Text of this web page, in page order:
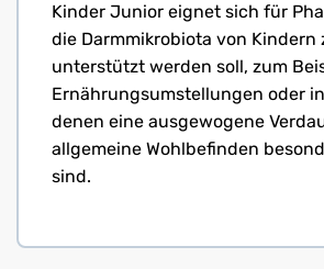
Kinder Junior eignet sich für
die Darmmikrobiota von Kindern
unterstützt werden soll, zum
Ernährungsumstellungen oder
denen eine ausgewogene
allgemeine Wohlbefinden
sind.